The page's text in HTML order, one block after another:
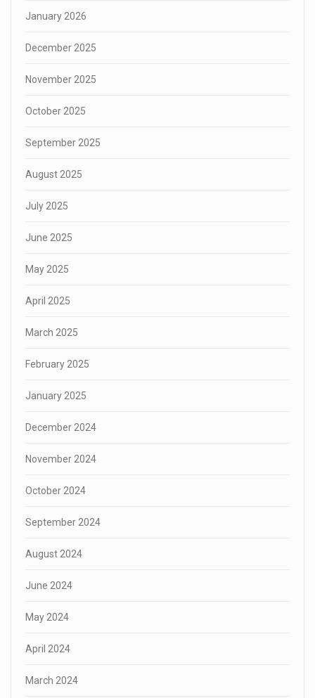
January 2026
December 2025
November 2025
October 2025
September 2025
August 2025
July 2025
June 2025
May 2025
April 2025
March 2025
February 2025
January 2025
December 2024
November 2024
October 2024
September 2024
August 2024
June 2024
May 2024
April 2024
March 2024